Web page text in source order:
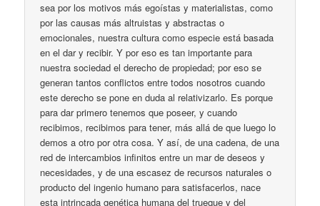
sea por los motivos más egoístas y materialistas, como
por las causas más altruistas y abstractas o
emocionales, nuestra cultura como especie está basada
en el dar y recibir. Y por eso es tan importante para
nuestra sociedad el derecho de propiedad; por eso se
generan tantos conflictos entre todos nosotros cuando
este derecho se pone en duda al relativizarlo. Es porque
para dar primero tenemos que poseer, y cuando
recibimos, recibimos para tener, más allá de que luego lo
demos a otro por otra cosa. Y así, de una cadena, de una
red de intercambios infinitos entre un mar de deseos y
necesidades, y de una escasez de recursos naturales o
producto del ingenio humano para satisfacerlos, nace
esta intrincada genética humana del trueque y del